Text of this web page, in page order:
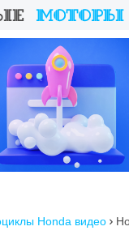
Honda видео 